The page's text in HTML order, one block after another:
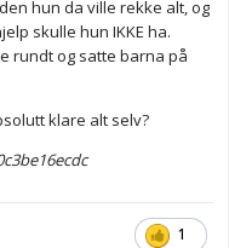
hun da ville rekke alt, og
skulle hun IKKE ha.
rundt og satte barna på
klare alt selv?
1